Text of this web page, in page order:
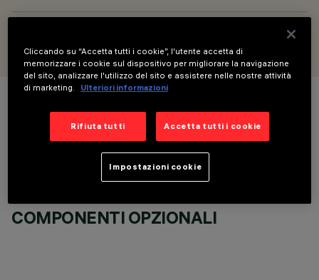
COLORE
COMPONENTI OPZIONALI
Cliccando su “Accetta tutti i cookie”, l'utente accetta di
memorizzare i cookie sul dispositivo per migliorare la navigazione
del sito, analizzare l'utilizzo del sito e assistere nelle nostre attività
di marketing.
Ulteriori informazioni
Rifiuta tutti Accetta tutti i cookie
Impostazioni cookie